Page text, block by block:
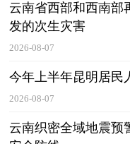
云南省西部和西南部
发的次生灾害
2026-08-07
今年上半年昆明居民
2026-08-07
云南织密全域地震